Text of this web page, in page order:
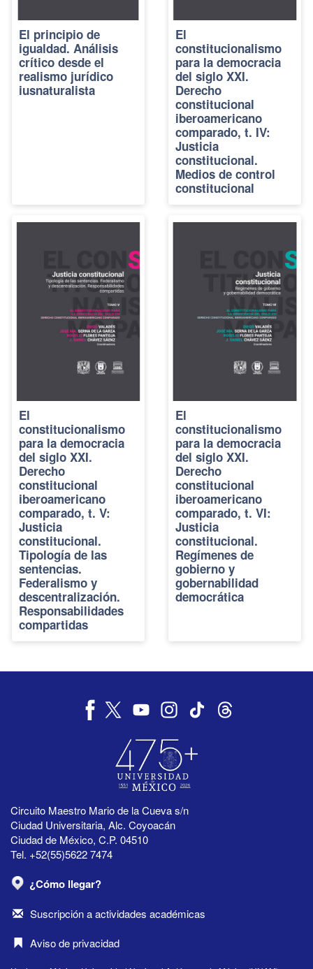
El principio de
igualdad. Análisis
crítico desde el
realismo jurídico
iusnaturalista
El
constitucionalismo
para la democracia
del siglo XXI.
Derecho
constitucional
iberoamericano
comparado, t. IV:
Justicia
constitucional.
Medios de control
constitucional
El
constitucionalismo
para la democracia
del siglo XXI.
Derecho
constitucional
iberoamericano
comparado, t. V:
Justicia
constitucional.
Tipología de las
sentencias.
Federalismo y
descentralización.
Responsabilidades
compartidas
El
constitucionalismo
para la democracia
del siglo XXI.
Derecho
constitucional
iberoamericano
comparado, t. VI:
Justicia
constitucional.
Regímenes de
gobierno y
gobernabilidad
democrática
Circuito Maestro Mario de la Cueva s/n
Ciudad Universitaria, Alc. Coyoacán
Ciudad de México, C.P. 04510
Tel. +52(55)5622 7474
¿Cómo llegar?
Suscripción a actividades académicas
Aviso de privacidad